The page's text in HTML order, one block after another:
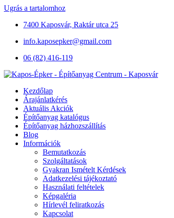
Ugrás a tartalomhoz
7400 Kaposvár, Raktár utca 25
info.kaposepker@gmail.com
06 (82) 416-119
Kezdőlap
Árajánlatkérés
Aktuális Akciók
Építőanyag katalógus
Építőanyag házhozszállítás
Blog
Információk
Bemutatkozás
Szolgáltatások
Gyakran Ismételt Kérdések
Adatkezelési tájékoztató
Használati feltételek
Képgaléria
Hírlevél feliratkozás
Kapcsolat